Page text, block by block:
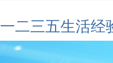
一二三五生活经